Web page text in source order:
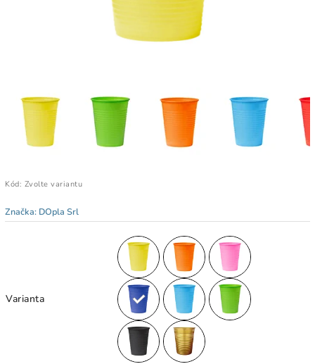
Kód: Zvolte variantu
Značka: DOpla Srl
Varianta